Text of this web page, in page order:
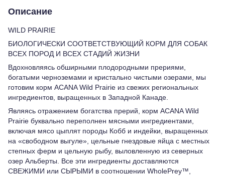
Описание
WILD PRAIRIE
БИОЛОГИЧЕСКИ СООТВЕТСТВУЮЩИЙ КОРМ ДЛЯ СОБАК
ВСЕХ ПОРОД И ВСЕХ СТАДИЙ ЖИЗНИ
Вдохновляясь обширными плодородными прериями,
богатыми черноземами и кристально чистыми озерами, мы
готовим корм ACANA Wild Prairie из свежих региональных
ингредиентов, выращенных в Западной Канаде.
Являясь отражением богатства прерий, корм ACANA Wild
Prairie буквально переполнен мясными ингредиентами,
включая мясо цыплят породы Кобб и индейки, выращенных
на «свободном выгуле», цельные гнездовые яйца с местных
степных ферм и цельную рыбу, выловленную из северных
озер Альберты. Все эти ингредиенты доставляются
СВЕЖИМИ или СЫРЫМИ в соотношении WholePrey™,